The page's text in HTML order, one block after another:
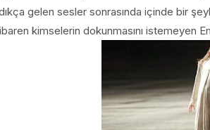
gelen sesler sonrasında içinde bir
kimselerin dokunmasını istemeyen